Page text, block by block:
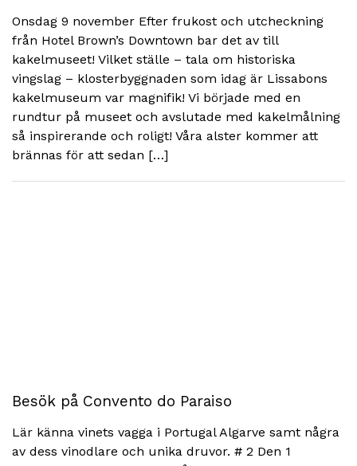
Onsdag 9 november Efter frukost och utcheckning
från Hotel Brown’s Downtown bar det av till
kakelmuseet! Vilket ställe – tala om historiska
vingslag – klosterbyggnaden som idag är Lissabons
kakelmuseum var magnifik! Vi började med en
rundtur på museet och avslutade med kakelmålning
så inspirerande och roligt! Våra alster kommer att
brännas för att sedan […]
Besök på Convento do Paraiso
Lär känna vinets vagga i Portugal Algarve samt några
av dess vinodlare och unika druvor. # 2 Den 1